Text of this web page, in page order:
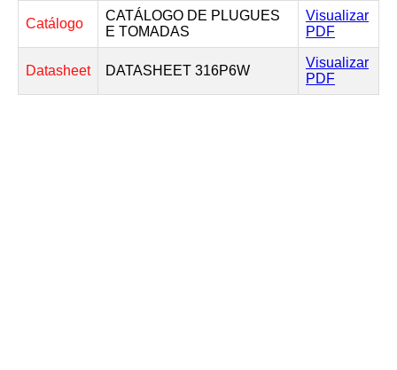
Catálogo
CATÁLOGO DE PLUGUES
E TOMADAS
Visualizar
PDF
Datasheet DATASHEET 316P6W
Visualizar
PDF